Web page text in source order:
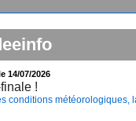
14/07/2026
!
conditions météorologiques,